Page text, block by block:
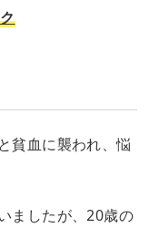
貧血に襲われ、悩
ましたが、20歳の